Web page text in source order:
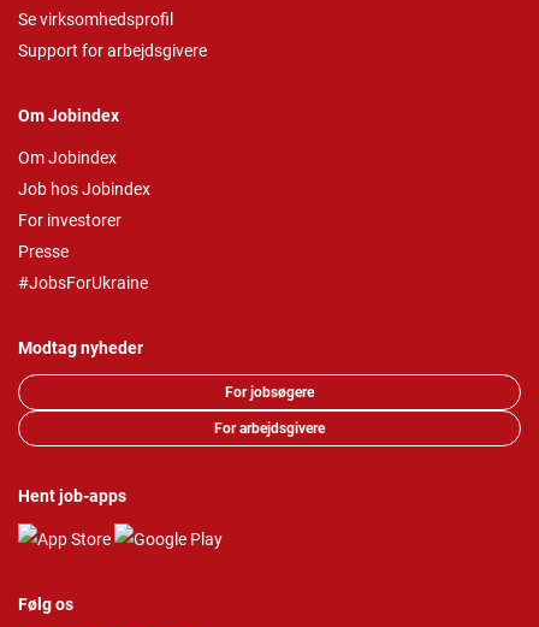
Se virksomhedsprofil
Support for arbejdsgivere
Om Jobindex
Om Jobindex
Job hos Jobindex
For investorer
Presse
#JobsForUkraine
Modtag nyheder
For jobsøgere
For arbejdsgivere
Hent job-apps
Følg os